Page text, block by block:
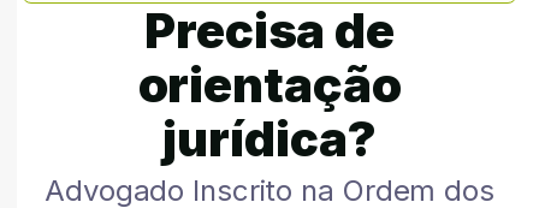
Precisa de
orientação
jurídica?
Advogado Inscrito na Ordem dos